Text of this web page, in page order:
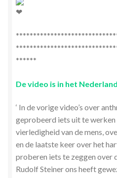
******
De video is in het
‘ In de vorige video’s over
geprobeerd iets uit te werken
vierledigheid van de mens,
en de laatste keer over het
proberen iets te zeggen over
Rudolf Steiner ons heeft